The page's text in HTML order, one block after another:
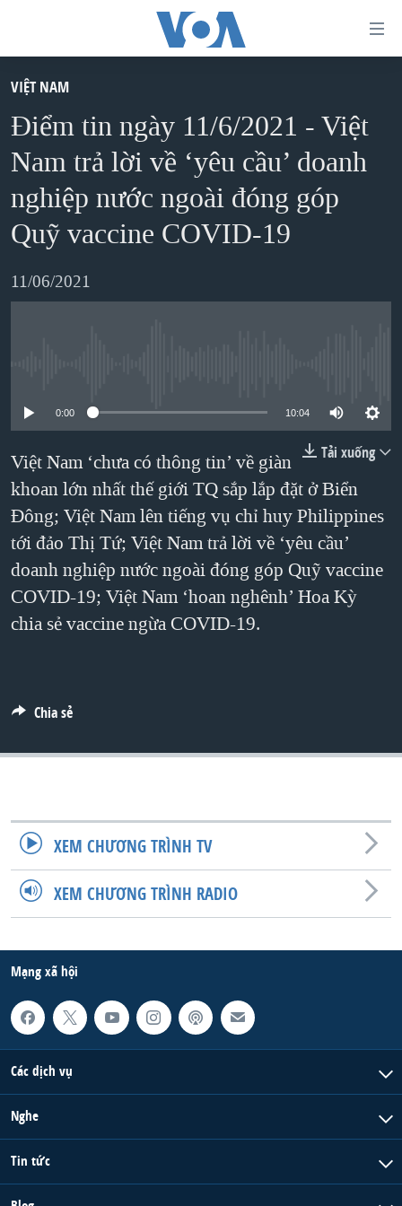
dẫn
truy
cập
Tới
dung
chính
điều
"Tìm"
TRANG CHỦ
VIỆT NAM
HOA KỲ
BIỂN ĐÔNG
THẾ GIỚI
DIỄN ĐÀN
NGƯỜI VIỆT HẢI NGOẠI
ĐỜI SỐNG
KINH TẾ
KHOA HỌC
SỨC KHOẺ
VĂN HOÁ
THỂ THAO
MỘT NĂM CHIẾN TRANH TẠI DẢI GAZA
GIẢI MÃ VÀNH ĐAI & CON ĐƯỜNG
NGÀY TỊ NẠN THẾ GIỚI
TRỊNH VĨNH BÌNH - NGƯỜI HẠ 'BÊN THẮNG CUỘC'
GROUND ZERO – XƯA VÀ NAY
CHI PHÍ CHIẾN TRANH AFGHANISTAN
NGƯ DÂN VIỆT VÀ LÀN SÓNG TRỘM HẢI SÂM
QUAN HỆ VIỆT MỸ
VIDEO
NGHE
MẠNG XÃ HỘI
Ngôn ngữ khác
VIỆT NAM
Điểm tin ngày 11/6/2021 - Việt
Nam trả lời về ‘yêu cầu’ doanh
nghiệp nước ngoài đóng góp
Quỹ vaccine COVID-19
11/06/2021
0:00 10:04
Tải xuống
Việt Nam ‘chưa có thông tin’ về giàn
khoan lớn nhất thế giới TQ sắp lắp đặt ở Biển
Đông; Việt Nam lên tiếng vụ chỉ huy Philippines
tới đảo Thị Tứ; Việt Nam trả lời về ‘yêu cầu’
doanh nghiệp nước ngoài đóng góp Quỹ vaccine
COVID-19; Việt Nam ‘hoan nghênh’ Hoa Kỳ
chia sẻ vaccine ngừa COVID-19.
Chia sẻ
XEM CHƯƠNG TRÌNH TV
XEM CHƯƠNG TRÌNH RADIO
Mạng xã hội
Các dịch vụ
Nghe
Tin tức